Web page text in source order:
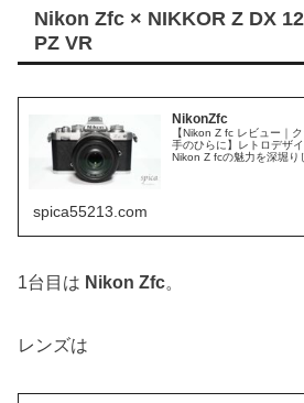
Nikon Zfc × NIKKOR Z DX
PZ VR
NikonZfc
【Nikon Z fc レビュー｜
手のひらに】レトロデザ
Nikon Z fcの魅力を深堀り
spica55213.com
1台目は Nikon Zfc。
レンズは